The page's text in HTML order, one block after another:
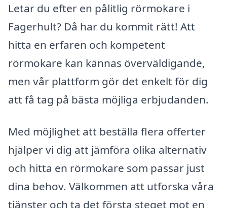
Letar du efter en pålitlig rörmokare i
Fagerhult? Då har du kommit rätt! Att
hitta en erfaren och kompetent
rörmokare kan kännas överväldigande,
men vår plattform gör det enkelt för dig
att få tag på bästa möjliga erbjudanden.
Med möjlighet att beställa flera offerter
hjälper vi dig att jämföra olika alternativ
och hitta en rörmokare som passar just
dina behov. Välkommen att utforska våra
tjänster och ta det första steget mot en